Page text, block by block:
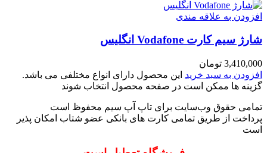
افزودن به علاقه مندی
شارژ سیم کارت Vodafone انگلیس
3,410,000 تومان
افزودن به سبد خرید این محصول دارای انواع مختلفی می باشد.
گزینه ها ممکن است در صفحه محصول انتخاب شوند
تمامی حقوق وب‌سایت برای تاپ آپ سیم محفوظ است
پرداخت از طریق تمامی کارت های بانکی عضو شتاب امکان پذیر
است